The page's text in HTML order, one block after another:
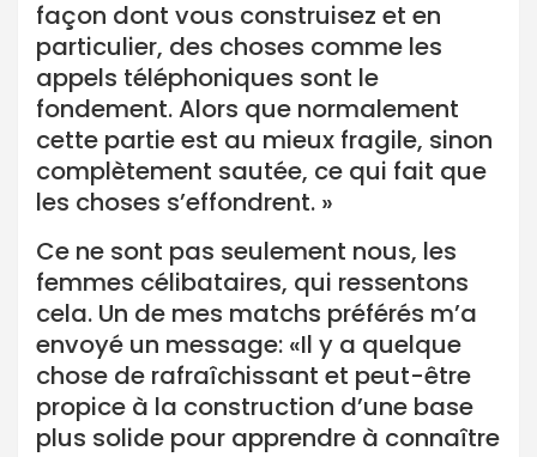
façon dont vous construisez et en
particulier, des choses comme les
appels téléphoniques sont le
fondement. Alors que normalement
cette partie est au mieux fragile, sinon
complètement sautée, ce qui fait que
les choses s’effondrent. »
Ce ne sont pas seulement nous, les
femmes célibataires, qui ressentons
cela. Un de mes matchs préférés m’a
envoyé un message: «Il y a quelque
chose de rafraîchissant et peut-être
propice à la construction d’une base
plus solide pour apprendre à connaître